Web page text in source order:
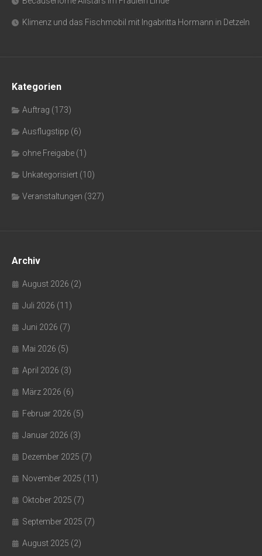
Klimenz und das Fischmobil mit Ingabritta Hormann in Detzeln
Kategorien
Auftrag (173)
Ausflugstipp (6)
ohne Freigabe (1)
Unkategorisiert (10)
Veranstaltungen (327)
Archiv
August 2026 (2)
Juli 2026 (11)
Juni 2026 (7)
Mai 2026 (5)
April 2026 (3)
März 2026 (6)
Februar 2026 (5)
Januar 2026 (3)
Dezember 2025 (7)
November 2025 (11)
Oktober 2025 (7)
September 2025 (7)
August 2025 (2)